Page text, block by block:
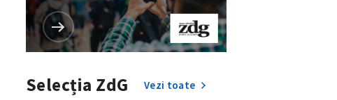
Selecția ZdG Vezi toate